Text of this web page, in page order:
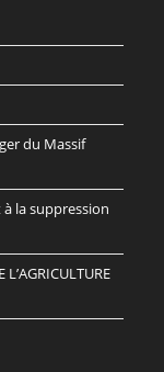
du Massif
à la suppression